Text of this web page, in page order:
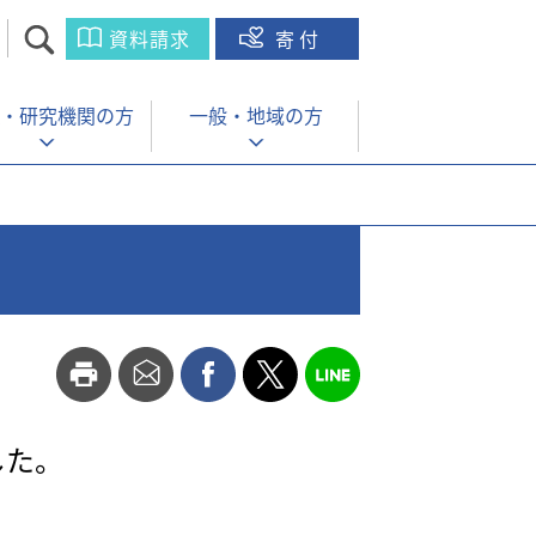
資料請求 寄付
研究機関の方 一般・ 地域の方
。